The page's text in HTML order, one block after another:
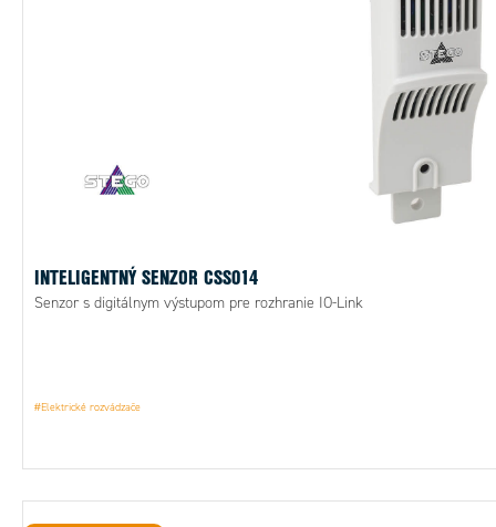
INTELIGENTNÝ SENZOR CSS014
Senzor s digitálnym výstupom pre rozhranie IO-Link
#Elektrické rozvádzače